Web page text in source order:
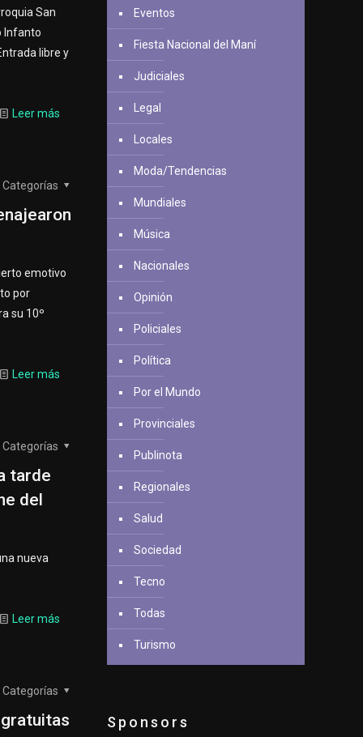
San
Infanto
libre y
Leer más
Categorías
emotivo
por
su 10º
Leer más
Categorías
tarde
del
nueva
Leer más
Categorías
Eventos
Fiesta Nacional del Maní
Judiciales
Legal
Locales
Moda/Tendencias
Mundiales
Música
Nacionales
Opinión
Policiales
Política
Por el Mundo
Provinciales
Publinota
Regionales
Salud
Sociedad
Tecno
Todas
Turismo
Sponsors